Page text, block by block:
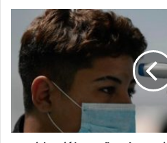
Epidemióloga:
demasiado
pronto
reabrir
economía
en
mayo"